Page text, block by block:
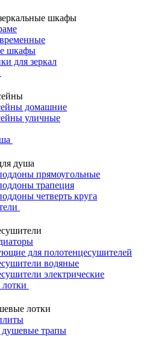
шкафы
шкафы
для зеркал
домашние
уличные
душа
прямоугольные
трапеция
четверть круга
для полотенцесушителей
водяные
электрические
лотки
трапы